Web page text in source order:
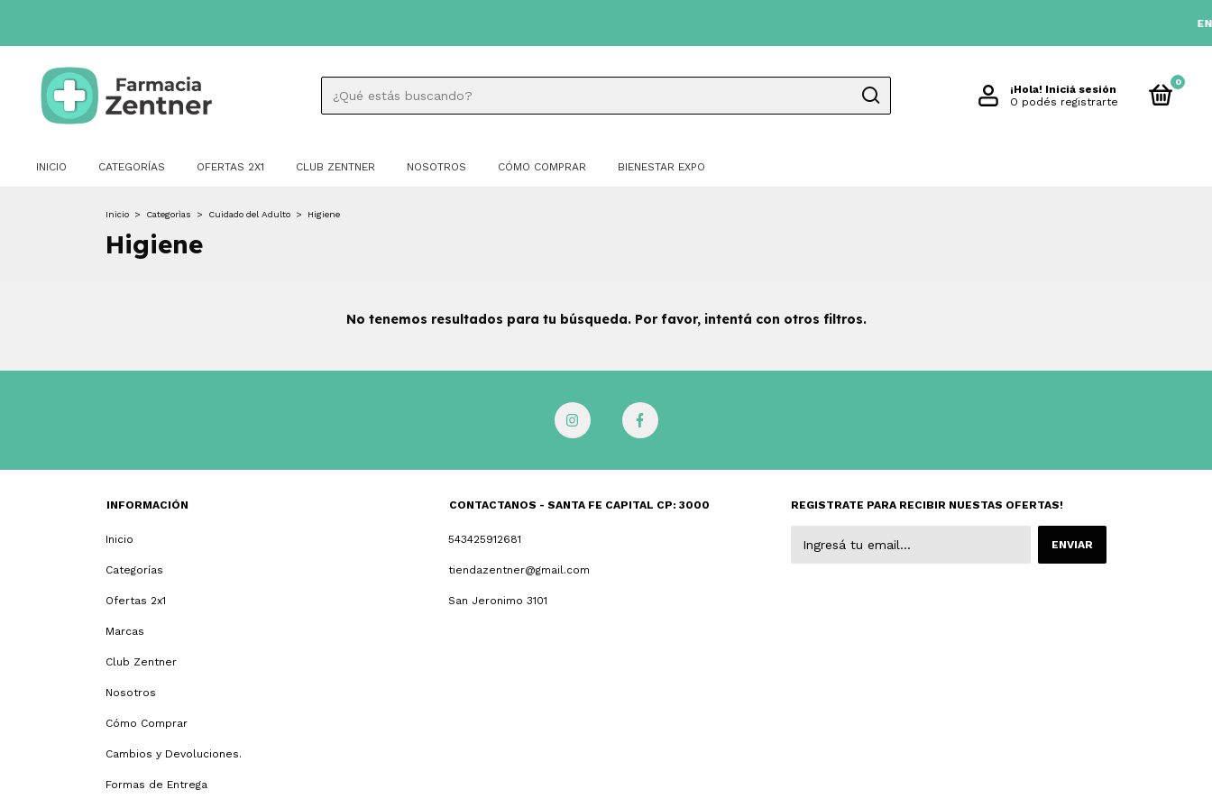
¡Hola! Iniciá sesión
O podés registrarte
0
INICIO CATEGORÍAS OFERTAS 2X1 CLUB ZENTNER NOSOTROS CÓMO COMPRAR BIENESTAR EXPO
Inicio > Categorìas > Cuidado del Adulto > Higiene
Higiene
No tenemos resultados para tu búsqueda. Por favor, intentá con otros filtros.
INFORMACIÓN
Inicio
Categorías
Ofertas 2x1
Marcas
Club Zentner
Nosotros
Cómo Comprar
Cambios y Devoluciones.
Formas de Entrega
CONTACTANOS - SANTA FE CAPITAL CP: 3000
543425912681
tiendazentner@gmail.com
San Jeronimo 3101
REGISTRATE PARA RECIBIR NUESTAS OFERTAS!